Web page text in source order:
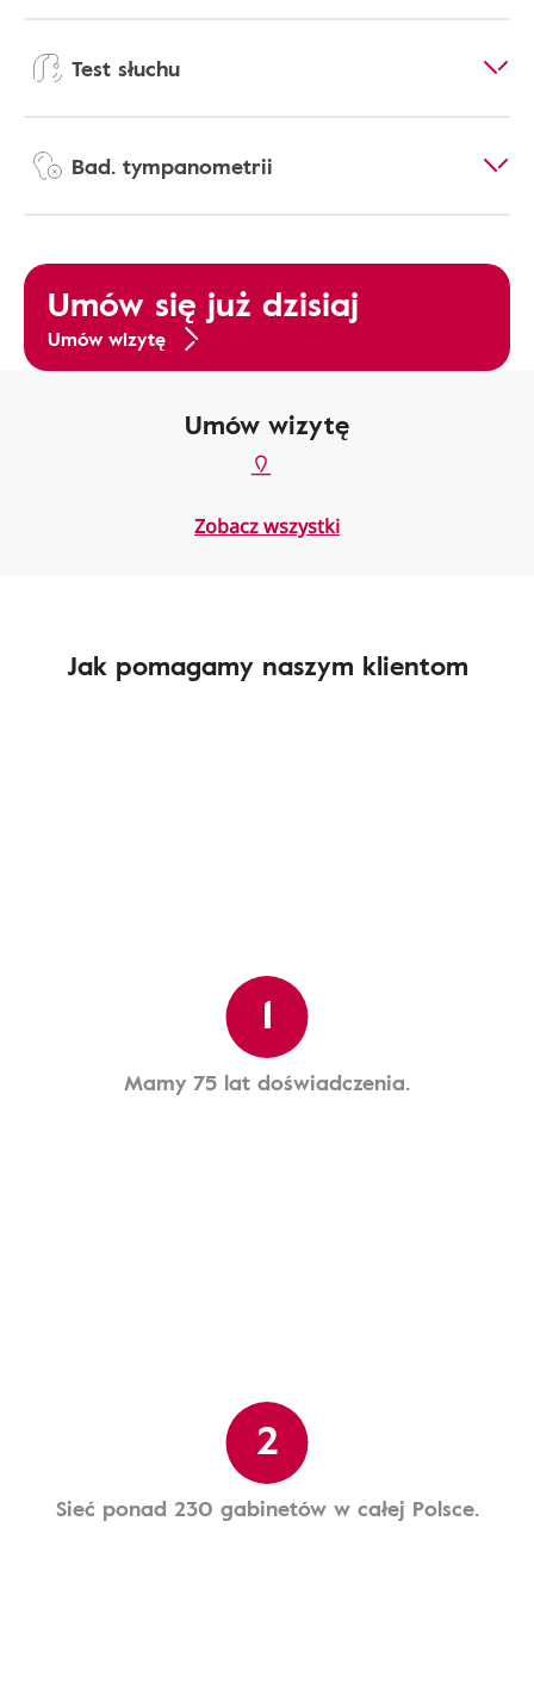
Test słuchu
Bad. tympanometrii
Umów się już dzisiaj
Umów wizytę
Umów wizytę
Zobacz wszystki
Jak pomagamy naszym klientom
1
Mamy 75 lat doświadczenia.
2
Sieć ponad 230 gabinetów w całej Polsce.